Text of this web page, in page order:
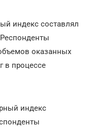
индекс составлял
оказанных
в процессе
индекс